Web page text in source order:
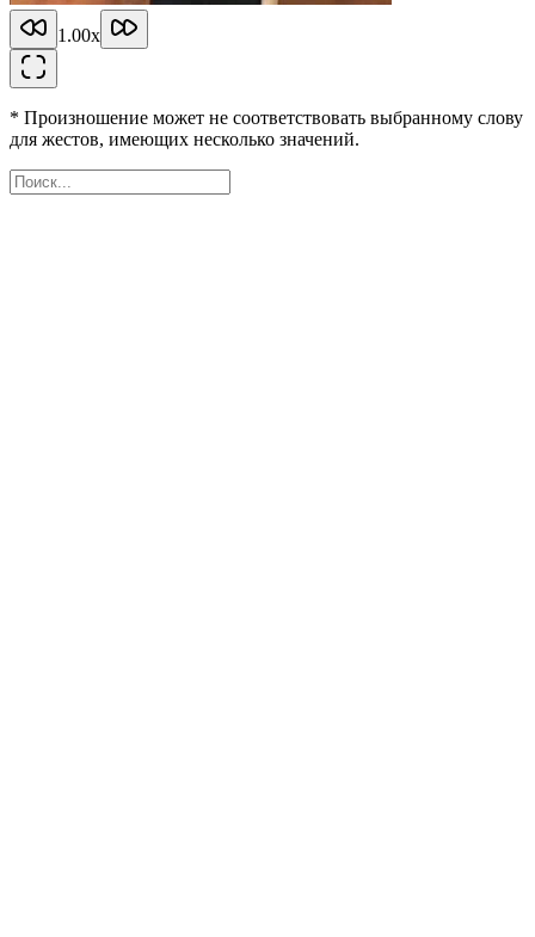
1.00x
* Произношение может не соответствовать выбранному слову
для жестов, имеющих несколько значений.